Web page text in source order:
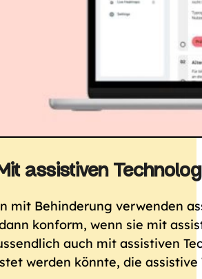
assistiven
mit Behinderung verwenden
konform, wenn sie mit
auch mit assistiven
werden könnte, die